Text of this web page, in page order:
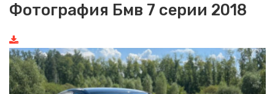
Фотография Бмв 7 серии 2018